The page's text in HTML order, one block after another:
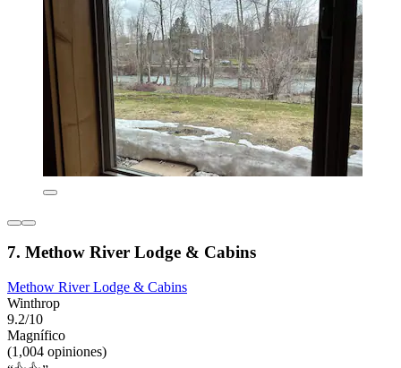
7. Methow River Lodge & Cabins
Methow River Lodge & Cabins
Winthrop
9.2/10
Magnífico
(1,004 opiniones)